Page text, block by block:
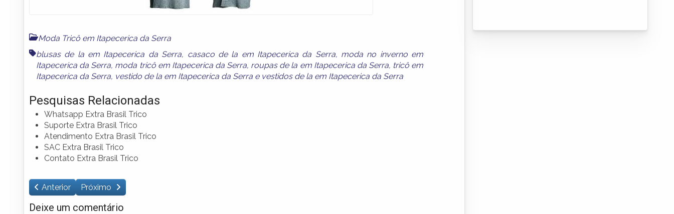
Moda Tricô em Itapecerica da Serra
blusas de la em Itapecerica da Serra, casaco de la em Itapecerica da Serra, moda no inverno em
Itapecerica da Serra, moda tricô em Itapecerica da Serra, roupas de la em Itapecerica da Serra, tricô em
Itapecerica da Serra, vestido de la em Itapecerica da Serra e vestidos de la em Itapecerica da Serra
Pesquisas Relacionadas
Whatsapp Extra Brasil Trico
Suporte Extra Brasil Trico
Atendimento Extra Brasil Trico
SAC Extra Brasil Trico
Contato Extra Brasil Trico
Anterior Próximo
Deixe um comentário